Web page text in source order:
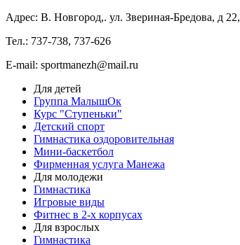
Адрес: В. Новгород,. ул. Звериная-Бредова, д 22,
Тел.: 737-738, 737-626
E-mail: sportmanezh@mail.ru
Для детей
Группа МалышОк
Курс "Ступеньки"
Детский спорт
Гимнастика оздоровительная
Мини-баскетбол
Фирменная услуга Манежа
Для молодежи
Гимнастика
Игровые виды
Фитнес в 2-х корпусах
Для взрослых
Гимнастика